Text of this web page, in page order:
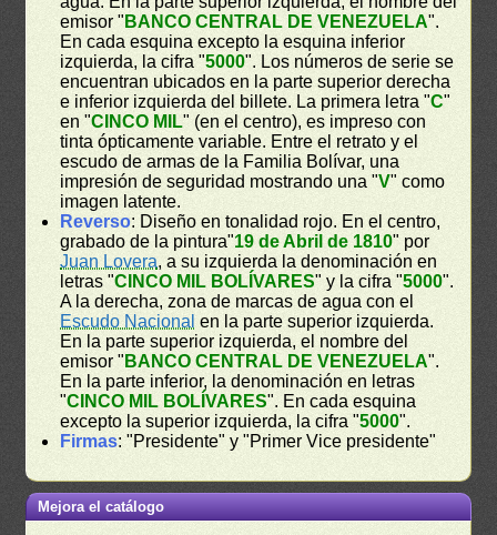
emisor " BANCO CENTRAL DE VENEZUELA".
En cada esquina excepto la esquina inferior
izquierda, la cifra "5000". Los números de serie se
encuentran ubicados en la parte superior derecha
e inferior izquierda del billete. La primera letra "C"
en "CINCO MIL" (en el centro), es impreso con
tinta ópticamente variable. Entre el retrato y el
escudo de armas de la Familia Bolívar, una
impresión de seguridad mostrando una "V" como
imagen latente.
Reverso: Diseño en tonalidad rojo. En el centro,
grabado de la pintura"19 de Abril de 1810" por
Juan Lovera, a su izquierda la denominación en
letras "CINCO MIL BOLÍVARES" y la cifra "5000".
A la derecha, zona de marcas de agua con el
Escudo Nacional en la parte superior izquierda.
En la parte superior izquierda, el nombre del
emisor " BANCO CENTRAL DE VENEZUELA".
En la parte inferior, la denominación en letras
"CINCO MIL BOLÍVARES". En cada esquina
excepto la superior izquierda, la cifra "5000".
Firmas: "Presidente" y "Primer Vice presidente"
Mejora el catálogo